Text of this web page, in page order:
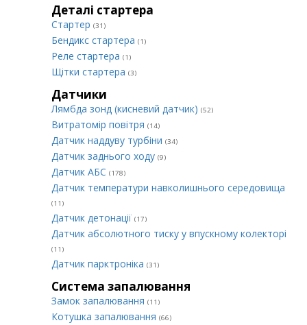
Деталі стартера
Стартер (31)
Бендикс стартера (1)
Реле стартера (1)
Щітки стартера (3)
Датчики
Лямбда зонд (кисневий датчик) (52)
Витратомір повітря (14)
Датчик наддуву турбіни (34)
Датчик заднього ходу (9)
Датчик АБС (178)
Датчик температури навколишнього середовища
(11)
Датчик детонації (17)
Датчик абсолютного тиску у впускному колекторі
(11)
Датчик парктроніка (31)
Система запалювання
Замок запалювання (11)
Котушка запалювання (66)